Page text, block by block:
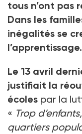
tous n’ont pas
Dans les
inégalités se
l’apprentissage.
Le 13 avril
justifiait la
écoles par la
« Trop
quartiers